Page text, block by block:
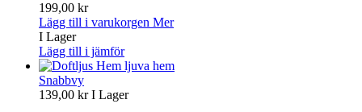
199,00 kr
Lägg till i varukorgen Mer
I Lager
Lägg till i jämför
Snabbvy
139,00 krI Lager